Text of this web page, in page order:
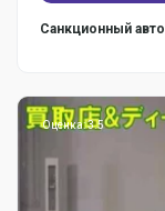
Санкционный авто
Оценка: 3.5